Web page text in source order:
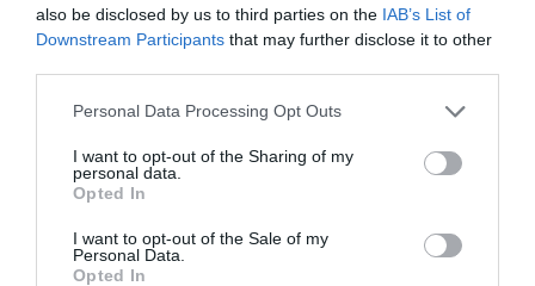
also be disclosed by us to third parties on the IAB’s List of
Downstream Participants that may further disclose it to other
Please note that this website/app uses one or more Google
not limited to your visit or usage behaviour. You may click to
grant or deny consent to Google and its third-party tags to
use your data for below specified purposes in below Google
consent section.
Personal Data Processing Opt Outs
I want to opt-out of the Sharing of my
personal data.
Opted In
I want to opt-out of the Sale of my
Personal Data.
Opted In
ΣΥΡΙΖΑ για υποκλοπές: «Το (παρα)κράτος της ΝΔ
έχει συνέχεια και συνέπεια»